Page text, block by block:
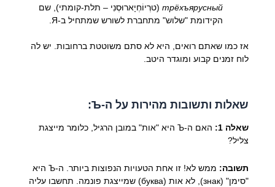
трёхъярусный(טרְיוֹחְיָארוּסְנִי – תלת-קומתי), שם
הקידומת "שלוש" מתחברת לשורש שמתחיל ב-Я.
אז כמו שאתם רואים, היא לא סתם משוטטת ברחובות. יש לה
לוח זמנים קבוע ומוגדר היטב.
שאלות ותשובות מהירות על ה-Ъ:
שאלה 1:
האם ה-Ъ היא "אות" במובן הרגיל, כלומר מייצגת
צליל?
תשובה:
ממש לא! זו אחת הטעויות הנפוצות ביותר. ה-Ъ היא
"סימן" (знак), לא אות (буква) שמייצגת פונמה. תחשבו עליה